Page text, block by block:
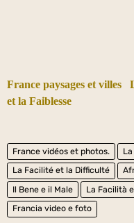
France paysages et villes
et la Faiblesse
France vidéos et photos.
La Facilité et la Difficulté
Il Bene e il Male
La Facilità
Francia video e foto